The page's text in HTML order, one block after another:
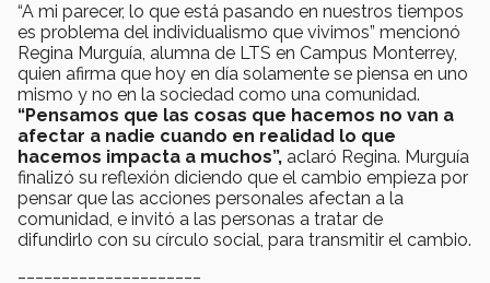
“A mi parecer, lo que está pasando en nuestros tiempos
es problema del individualismo que vivimos” mencionó
Regina Murguía, alumna de LTS en Campus Monterrey,
quien afirma que hoy en día solamente se piensa en uno
mismo y no en la sociedad como una comunidad.
“Pensamos que las cosas que hacemos no van a
afectar a nadie cuando en realidad lo que
hacemos impacta a muchos”, aclaró Regina. Murguía
finalizó su reflexión diciendo que el cambio empieza por
pensar que las acciones personales afectan a la
comunidad, e invitó a las personas a tratar de
difundirlo con su círculo social, para transmitir el cambio.